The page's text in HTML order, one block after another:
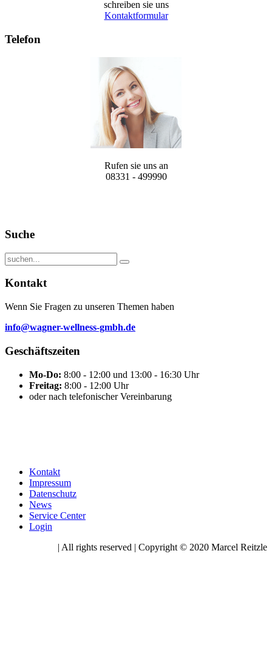
schreiben sie uns
Kontaktformular
Telefon
Rufen sie uns an
08331 - 499990
Suche
Kontakt
Wenn Sie Fragen zu unseren Themen haben
info@wagner-wellness-gmbh.de
Geschäftszeiten
Mo-Do: 8:00 - 12:00 und 13:00 - 16:30 Uhr
Freitag: 8:00 - 12:00 Uhr
oder nach telefonischer Vereinbarung
Kontakt
Impressum
Datenschutz
News
Service Center
Login
| All rights reserved | Copyright © 2020 Marcel Reitzle